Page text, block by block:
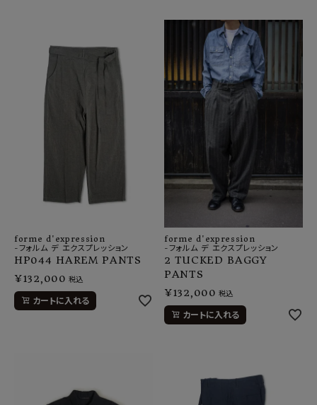
forme d'expression
-フォルム デ エクスプレッション
HP044 HAREM PANTS
¥132,000 税込
カートに入れる
forme d'expression
-フォルム デ エクスプレッション
2 TUCKED BAGGY
PANTS
¥132,000 税込
カートに入れる